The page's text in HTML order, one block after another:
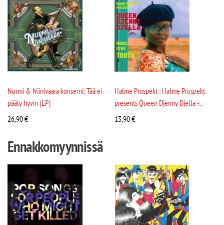
Nurmi & Niinivaara konserni: Tää ei
pääty hyvin (LP)
26,90€
Halme Prospekt : Halme Prospekt
presents Queen Djenny Djella -...
13,90€
Ennakkomyynnissä